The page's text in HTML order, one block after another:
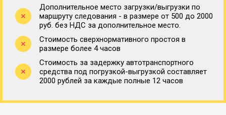
Дополнительное место загрузки/выгрузки по
маршруту следования - в размере от 500 до 2000
руб. без НДС за дополнительное место.
Стоимость сверхнормативного простоя в
размере более 4 часов
Стоимость за задержку автотранспортного
средства под погрузкой-выгрузкой составляет
2000 рублей за каждые полные 12 часов